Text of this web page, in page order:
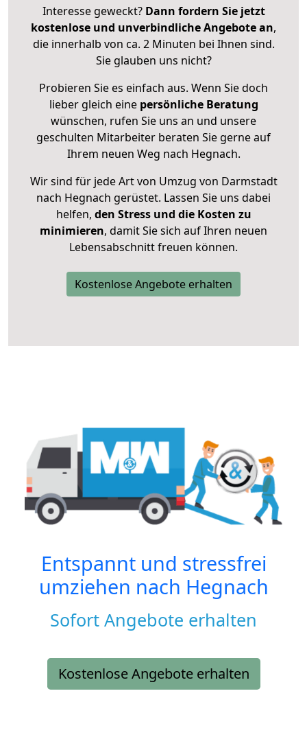
Interesse geweckt? Dann fordern Sie jetzt
kostenlose und unverbindliche Angebote an,
die innerhalb von ca. 2 Minuten bei Ihnen sind.
Sie glauben uns nicht?
Probieren Sie es einfach aus. Wenn Sie doch
lieber gleich eine persönliche Beratung
wünschen, rufen Sie uns an und unsere
geschulten Mitarbeiter beraten Sie gerne auf
Ihrem neuen Weg nach Hegnach.
Wir sind für jede Art von Umzug von Darmstadt
nach Hegnach gerüstet. Lassen Sie uns dabei
helfen, den Stress und die Kosten zu
minimieren, damit Sie sich auf Ihren neuen
Lebensabschnitt freuen können.
Kostenlose Angebote erhalten
Entspannt und stressfrei
umziehen nach Hegnach
Sofort Angebote erhalten
Kostenlose Angebote erhalten